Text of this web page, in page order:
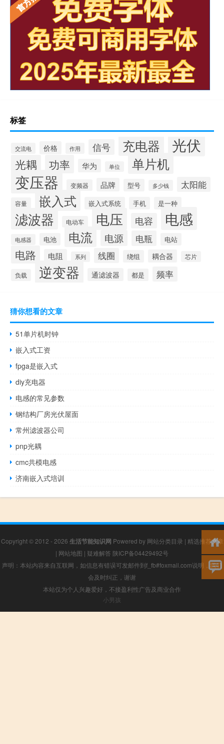
标签
交流电 价格 作用 信号 充电器 光伏
光耦 功率 华为 单位 单片机
变压器 变频器 品牌 型号 多少钱 太阳能
容量 嵌入式 嵌入式系统 手机 是一种
滤波器 电动车 电压 电容 电感
电感器 电池 电流 电源 电瓶 电站
电路 电阻 系列 线圈 绕组 耦合器 芯片
负载 逆变器 通滤波器 都是 频率
猜你想看的文章
51单片机时钟
嵌入式工资
fpga是嵌入式
diy充电器
电感的常见参数
钢结构厂房光伏屋面
常州滤波器公司
pnp光耦
cmc共模电感
济南嵌入式培训
Copyright © 2012 - 2026 生活节能知识网 Powered by 网站分类目录 | 精选推荐文章
| 网站地图 | 疑难解答 陕ICP备04429492号
声明：本站内容来自互联网，如信息有错误可发邮件到f_fb#foxmail.com说明，我们
会及时纠正，谢谢
本站仅为个人兴趣爱好，不接盈利性广告及商业合作
小男孩